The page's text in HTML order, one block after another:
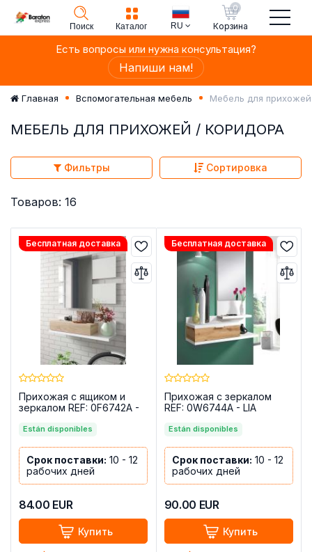
Поиск Каталог RU
0
Корзина
Есть вопросы или нужна консультация?
Напиши нам!
Главная Вспомогательная мебель Мебель для
МЕБЕЛЬ ДЛЯ ПРИХОЖЕЙ / КОРИДОРА
Фильтры Сортировка
Товаров: 16
Бесплатная доставка
Прихожая с ящиком и
зеркалом REF: 0F6742A -
канадский дуб
Están disponibles
Срок поставки: 10 - 12
рабочих дней
84.00 EUR
Купить
Бесплатная доставка
Прихожая с зеркалом
REF: 0W6744A - LIA
Están disponibles
Срок поставки: 10 - 12
рабочих дней
90.00 EUR
Купить